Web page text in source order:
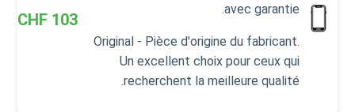
avec garantie.
Original - Pièce d'origine du fabricant.
Un excellent choix pour ceux qui
recherchent la meilleure qualité.
103